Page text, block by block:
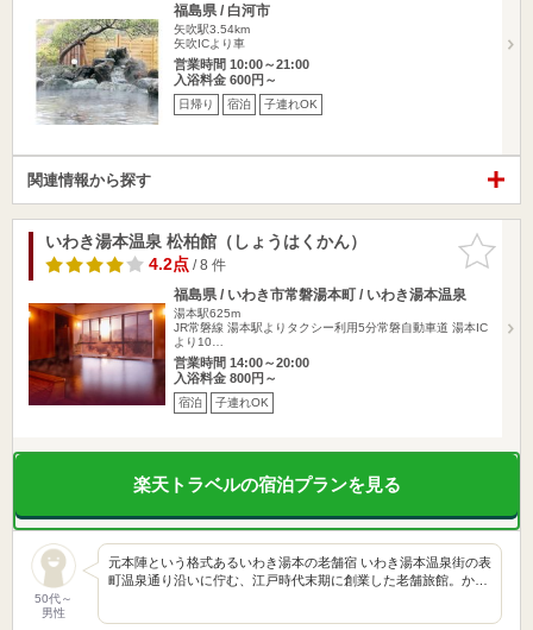
福島県 / 白河市
矢吹駅3.54km
矢吹ICより車
営業時間 10:00～21:00
入浴料金 600円～
日帰り 宿泊 子連れOK
関連情報から探す
お気に入
りに追加
いわき湯本温泉 松柏館（しょうはくかん）
4.2点/ 8 件
福島県 / いわき市常磐湯本町 / いわき湯本温泉
湯本駅625m
JR常磐線 湯本駅よりタクシー利用5分常磐自動車道 湯本IC
より10…
営業時間 14:00～20:00
入浴料金 800円～
宿泊 子連れOK
楽天トラベルの宿泊プランを見る
50代～
男性
元本陣という格式あるいわき湯本の老舗宿 いわき湯本温泉街の表
町温泉通り沿いに佇む、江戸時代末期に創業した老舗旅館。か…